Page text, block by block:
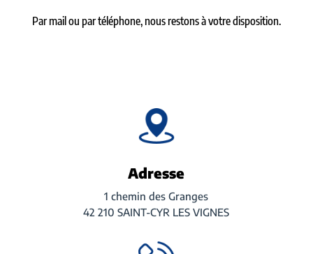
Par mail ou par téléphone, nous restons à votre disposition.
Adresse
1 chemin des Granges
42 210 SAINT-CYR LES VIGNES